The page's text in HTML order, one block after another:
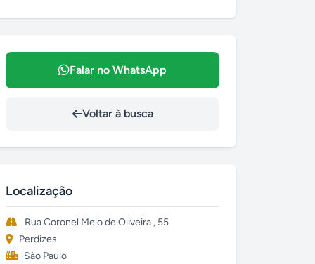
Falar no WhatsApp
Voltar à busca
Localização
Rua Coronel Melo de Oliveira , 55
Perdizes
São Paulo